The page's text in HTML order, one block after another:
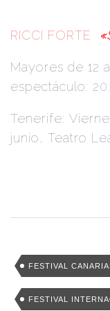
RICCI FORTE
Mayores de 12
espectáculo:
Tenerife:
junio, Teatro
FESTIVAL
FESTIVAL